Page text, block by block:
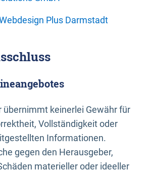
Plus Darmstadt
übernimmt keinerlei Gewähr für
Vollständigkeit oder
Informationen.
gegen den Herausgeber,
materieller oder ideeller